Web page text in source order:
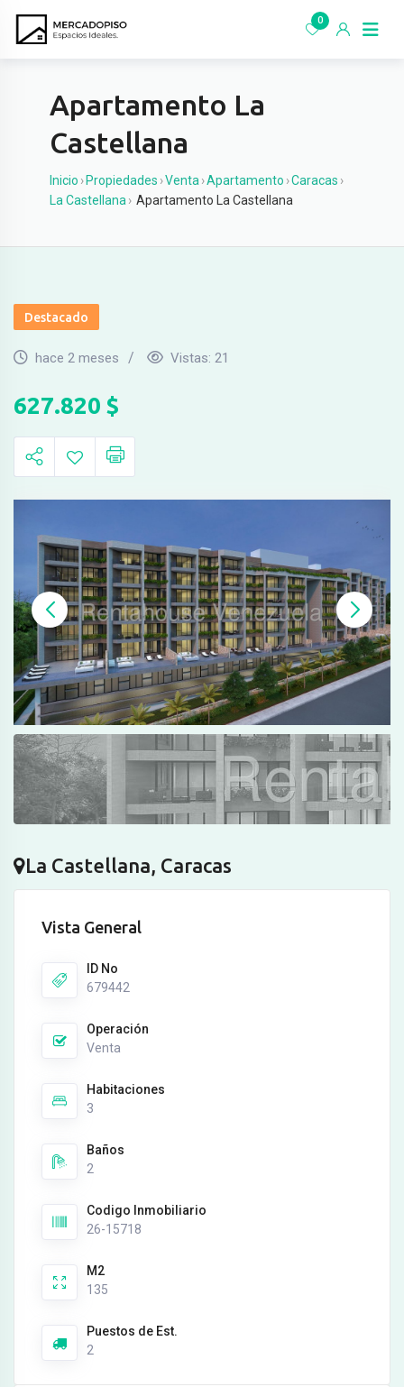
0
Apartamento La
Castellana
Inicio › Propiedades ›Venta ›Apartamento ›Caracas ›
La Castellana › Apartamento La Castellana
Destacado
hace 2 meses Vistas: 21
627.820 $
La Castellana, Caracas
Vista General
ID No
679442
Operación
Venta
Habitaciones
3
Baños
2
Codigo Inmobiliario
26-15718
M2
135
Puestos de Est.
2